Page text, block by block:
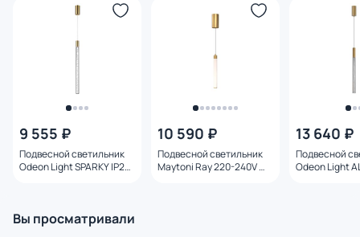
9 555 ₽
Подвесной светильник
Odeon Light SPARKY IP20
10 590 ₽
Подвесной светильник
Maytoni Ray 220-240V W
13 640 ₽
Подвесной
Odeon Light
Вы просматривали